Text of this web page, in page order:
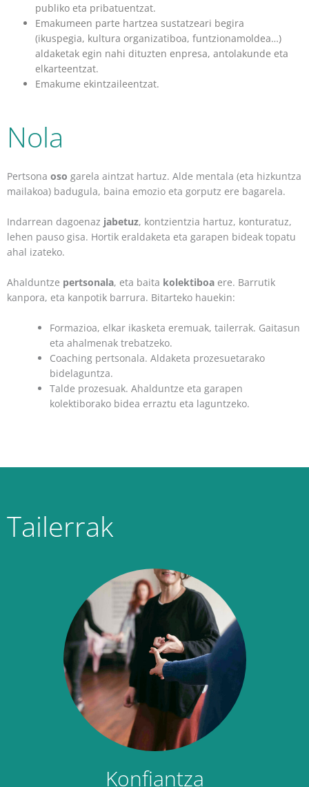
publiko eta pribatuentzat.
Emakumeen parte hartzea sustatzeari begira
(ikuspegia, kultura organizatiboa, funtzionamoldea…)
aldaketak egin nahi dituzten enpresa, antolakunde eta
elkarteentzat.
Emakume ekintzaileentzat.
Nola
Pertsona oso garela aintzat hartuz. Alde mentala (eta hizkuntza
mailakoa) badugula, baina emozio eta gorputz ere bagarela.
Indarrean dagoenaz jabetuz, kontzientzia hartuz, konturatuz,
lehen pauso gisa. Hortik eraldaketa eta garapen bideak topatu
ahal izateko.
Ahalduntze pertsonala, eta baita kolektiboa ere. Barrutik
kanpora, eta kanpotik barrura. Bitarteko hauekin:
Formazioa, elkar ikasketa eremuak, tailerrak. Gaitasun
eta ahalmenak trebatzeko.
Coaching pertsonala. Aldaketa prozesuetarako
bidelaguntza.
Talde prozesuak. Ahalduntze eta garapen
kolektiborako bidea erraztu eta laguntzeko.
Tailerrak
Konfiantza